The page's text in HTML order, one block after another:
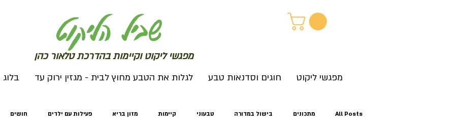
שביל הליקוט
מפגשי ליקוט וקיימות בהדרכת טלאור כהן
מפגשי ליקוט חוגים וסדנאות טבע לגלות את הטבע מחוץ לבית - מגזין ירוק עד בלוג
All Posts מתכונים בישול במדורה טבעוני קיימות מזון בריא פעילות עם ילדים חושים